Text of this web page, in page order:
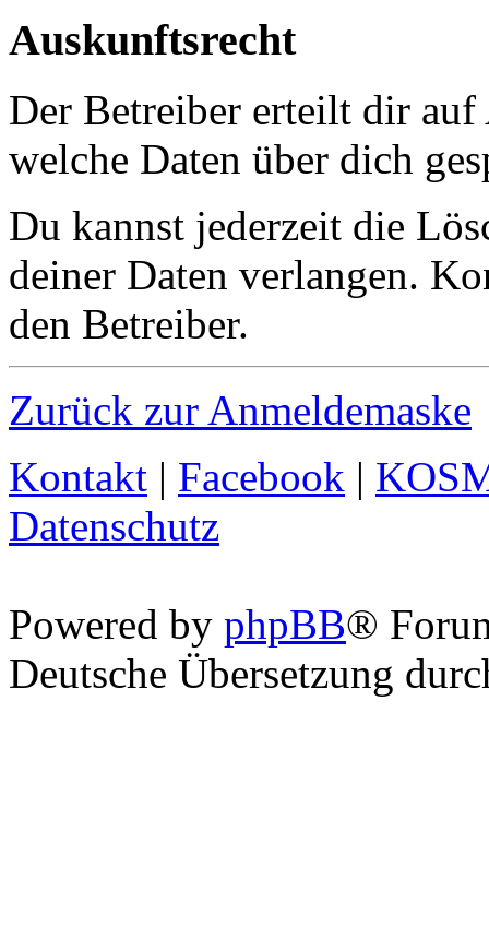
Auskunftsrecht
Der Betreiber erteilt dir
welche Daten über dich
Du kannst jederzeit die
deiner Daten verlangen.
den Betreiber.
Zurück zur Anmeldemaske
Kontakt | Facebook |
Datenschutz
Powered by phpBB®
Deutsche Übersetzung